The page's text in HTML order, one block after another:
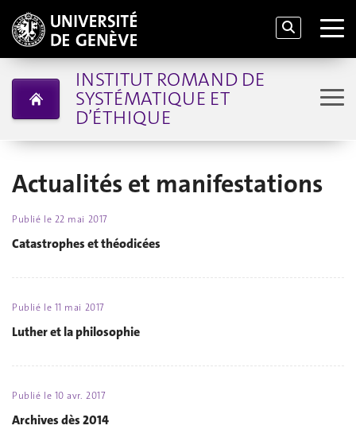
INSTITUT ROMAND DE
SYSTÉMATIQUE ET
D’ÉTHIQUE
Actualités et manifestations
Publié le 22 mai 2017
Catastrophes et théodicées
Publié le 11 mai 2017
Luther et la philosophie
Publié le 10 avr. 2017
Archives dès 2014